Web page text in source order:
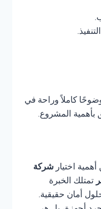
كاملاً وراحة في
بأهمية المشروع.
اختيار شركة
تمتلك الخبرة
أمان حقيقية.